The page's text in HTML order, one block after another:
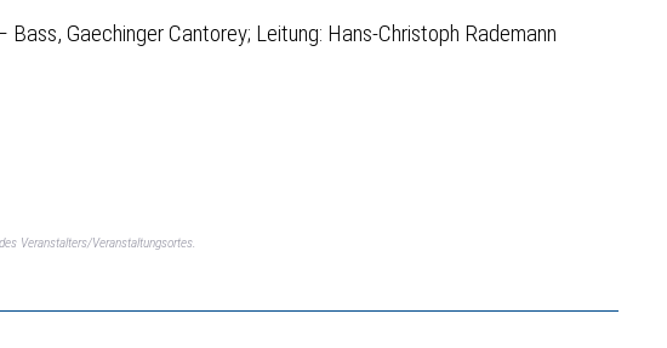
Gaechinger Cantorey; Leitung: Hans-Christoph Rademann
Veranstalters/Veranstaltungsortes.